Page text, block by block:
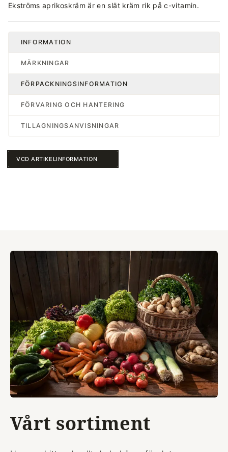
Ekströms aprikoskräm är en slät kräm rik på c-vitamin.
INFORMATION
MÄRKNINGAR
FÖRPACKNINGSINFORMATION
FÖRVARING OCH HANTERING
TILLAGNINGSANVISNINGAR
VCD ARTIKELINFORMATION
Vårt sortiment